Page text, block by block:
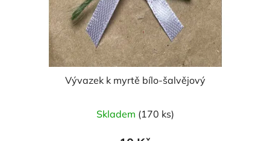
Vývazek k myrtě bílo-šalvějový
Skladem (170 ks)